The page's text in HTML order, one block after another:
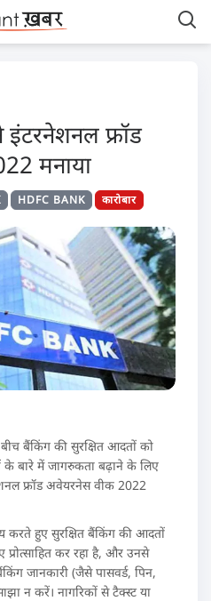
फ्रॉड
मनाया
HDFC BANK कारोबार
बैंकिंग की सुरक्षित आदतों को
के बारे में जागरुकता बढ़ाने के लिए
फ्रॉड अवेयरनेस वीक 2022
करते हुए सुरक्षित बैंकिंग की आदतों
कर रहा है, और उनसे
जानकारी (जैसे पासवर्ड, पिन,
न करें। नागरिकों से टैक्स्ट या